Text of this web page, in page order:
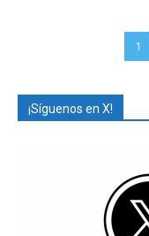
1
¡Síguenos en X!